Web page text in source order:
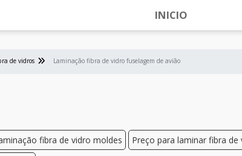
INICIO
de vidros Laminação fibra de vidro fuselagem de avião
fibra de vidro moldes Preço para laminar fibra de